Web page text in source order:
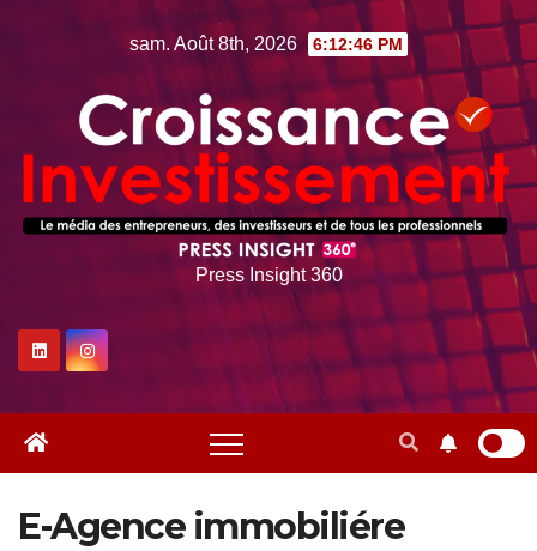
sam. Août 8th, 2026 6:12:47 PM
Press Insight 360
E-Agence immobiliére